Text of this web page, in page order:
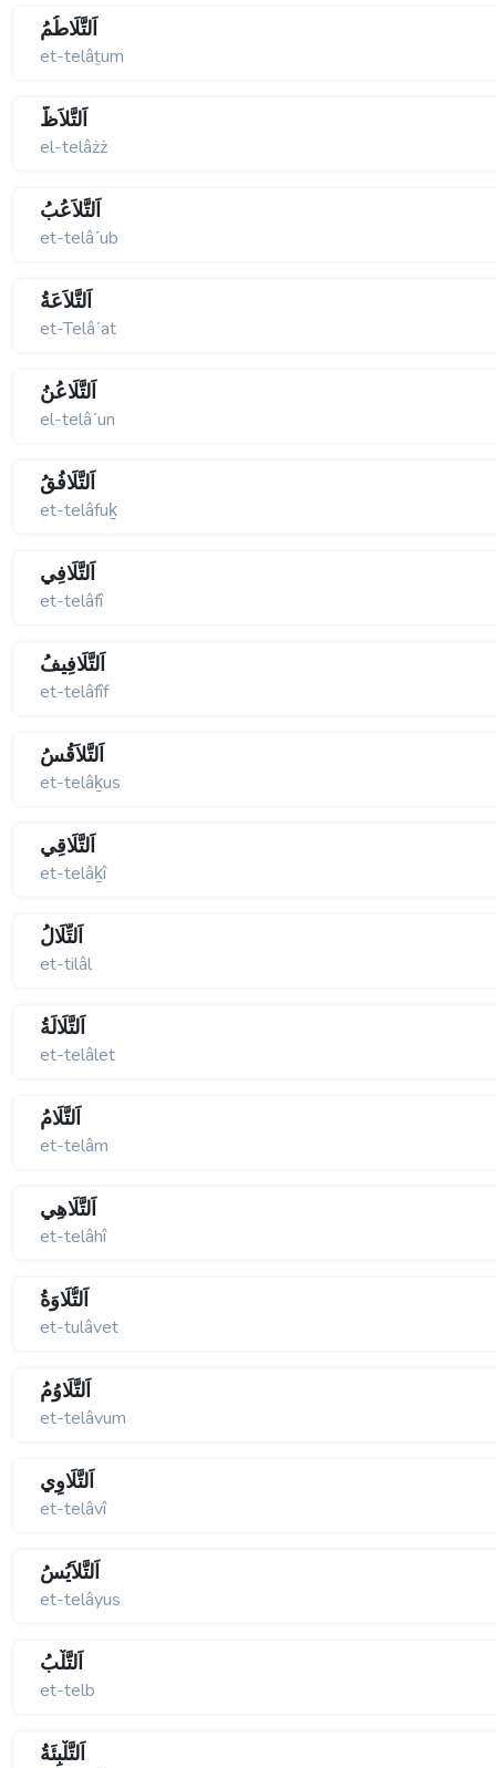
اَلتَّلَاطُمُ
et-telâṯum
اَلتَّلاَظُّ
el-telâżż
اَلتَّلاَعُبُ
et-telâʹub
اَلتَّلاَعَةُ
et-Telâʹat
اَلتَّلَاعُنُ
el-telâʹun
اَلتَّلَافُقُ
et-telâfuḵ
اَلتَّلَافِي
et-telâfî
اَلتَّلَافِيفُ
et-telâfîf
اَلتَّلاَقُسُ
et-telâḵus
اَلتَّلَاقِي
et-telâḵî
اَلتِّلَالُ
et-tilâl
اَلتَّلَالَةُ
et-telâlet
اَلتَّلَامُ
et-telâm
اَلتَّلَاهِي
et-telâhî
اَلتُّلَاوَةُ
et-tulâvet
اَلتَّلَاوُمُ
et-telâvum
اَلتَّلَاوِي
et-telâvî
اَلتَّلاَيُسُ
et-telâyus
اَلتَّلْبُ
et-telb
اَلتَّلْبِئَةُ